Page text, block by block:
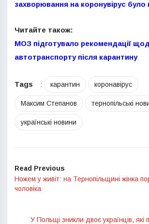
захворювання на коронувірус було
Читайте також:
МОЗ підготувало рекомендації
автотранспорту після карантину
Tags : карантин коронавірус
Максим Степанов тернопільські
українські новини
Read Previous
Ножем у живіт: на Тернопільщині жінка
чоловіка
У Польщі зникли двоє українців, які